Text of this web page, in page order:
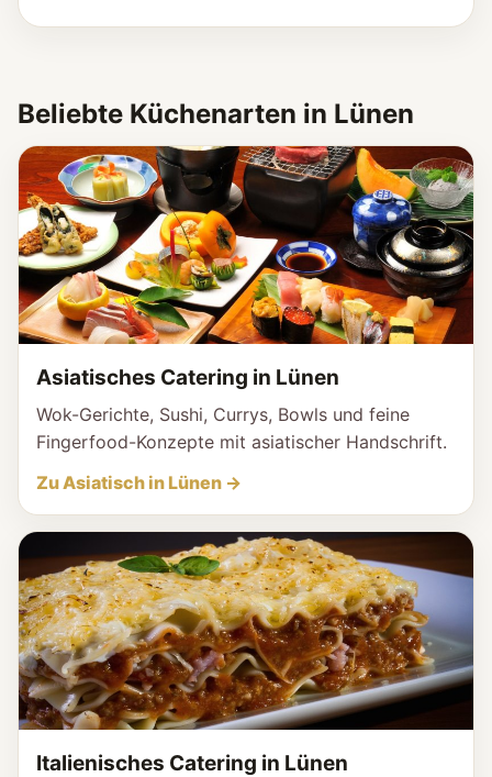
Beliebte Küchenarten in Lünen
Asiatisches Catering in Lünen
Wok-Gerichte, Sushi, Currys, Bowls und feine
Fingerfood-Konzepte mit asiatischer Handschrift.
Zu Asiatisch in Lünen →
Italienisches Catering in Lünen